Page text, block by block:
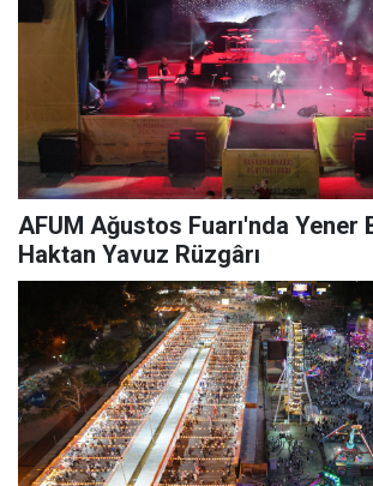
AFUM Ağustos Fuarı'nda Yener
Haktan Yavuz Rüzgârı